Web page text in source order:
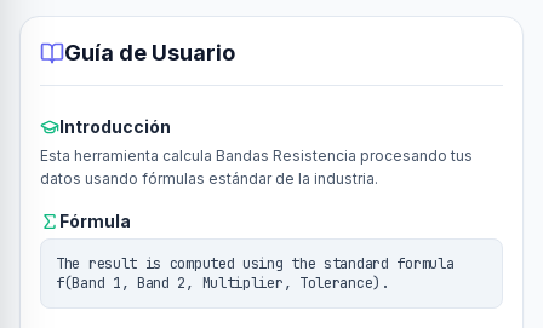
Guía de Usuario
Introducción
Esta herramienta calcula Bandas Resistencia procesando tus
datos usando fórmulas estándar de la industria.
Fórmula
The result is computed using the standard formula
f(Band 1, Band 2, Multiplier, Tolerance).